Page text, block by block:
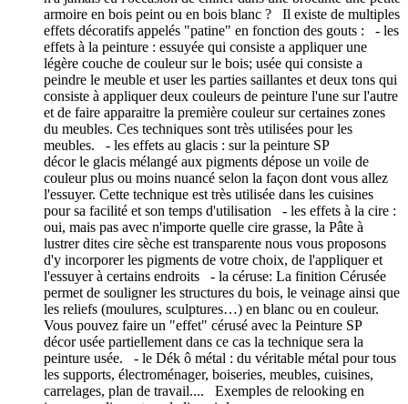
armoire en bois peint ou en bois blanc ? Il existe de multiples
effets décoratifs appelés "patine" en fonction des gouts : - les
effets à la peinture : essuyée qui consiste a appliquer une
légère couche de couleur sur le bois; usée qui consiste a
peindre le meuble et user les parties saillantes et deux tons qui
consiste à appliquer deux couleurs de peinture l'une sur l'autre
et de faire apparaitre la première couleur sur certaines zones
du meubles. Ces techniques sont très utilisées pour les
meubles. - les effets au glacis : sur la peinture SP
décor le glacis mélangé aux pigments dépose un voile de
couleur plus ou moins nuancé selon la façon dont vous allez
l'essuyer. Cette technique est très utilisée dans les cuisines
pour sa facilité et son temps d'utilisation - les effets à la cire :
oui, mais pas avec n'importe quelle cire grasse, la Pâte à
lustrer dites cire sèche est transparente nous vous proposons
d'y incorporer les pigments de votre choix, de l'appliquer et
l'essuyer à certains endroits - la céruse: La finition Cérusée
permet de souligner les structures du bois, le veinage ainsi que
les reliefs (moulures, sculptures…) en blanc ou en couleur.
Vous pouvez faire un "effet" cérusé avec la Peinture SP
décor usée partiellement dans ce cas la technique sera la
peinture usée. - le Dék ô métal : du véritable métal pour tous
les supports, électroménager, boiseries, meubles, cuisines,
carrelages, plan de travail.... Exemples de relooking en